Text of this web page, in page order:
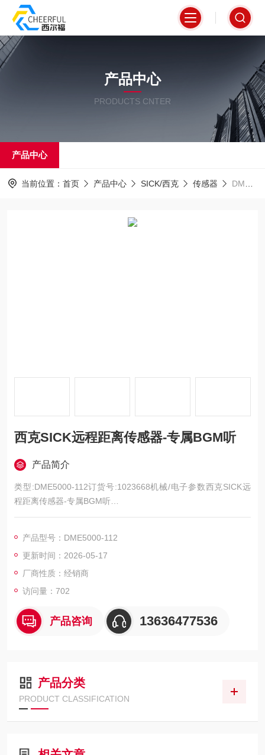
产品中心
PRODUCTS CNTER
产品中心
当前位置： 首页 产品中心 SICK/西克 传感器 DME5000-112西克SICK远程距离传感器-专属BGM听
西克SICK远程距离传感器-专属BGM听
产品简介
类型:DME5000-112订货号:1023668机械/电子参数西克SICK远
程距离传感器-专属BGM听
供电电压 UvDC 18 V ... 30 V, 极限值残余纹波< 5 Vss 1)初始化
产品型号：DME5000-112
更新时间：2026-05-17
厂商性质：经销商
访问量：702
产品咨询 13636477536
产品分类
PRODUCT CLASSIFICATION